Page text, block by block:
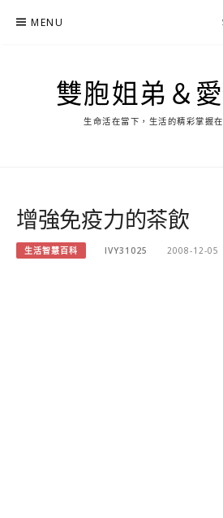
MENU
雙胞姐弟＆
生命活在當下，生活的精彩掌握
增強免疫力的茶飲
生活智慧百科 IVY31025 2008-12-05